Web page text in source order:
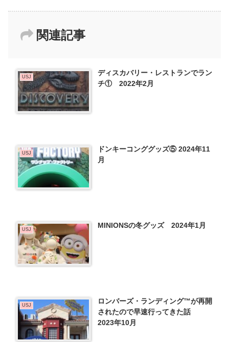
関連記事
USJ
ディスカバリー・レストランでラン
チ① 2022年2月
USJ
ドンキーコンググッズ⑤ 2024年11
月
USJ MINIONSの冬グッズ 2024年1月
USJ
ロンバーズ・ランディング™が再開
されたので早速行ってきた話
2023年10月